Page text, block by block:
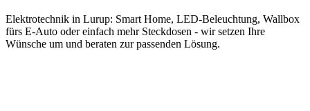
Elektrotechnik in Lurup: Smart Home, LED-Beleuchtung, Wallbox
fürs E-Auto oder einfach mehr Steckdosen - wir setzen Ihre
Wünsche um und beraten zur passenden Lösung.